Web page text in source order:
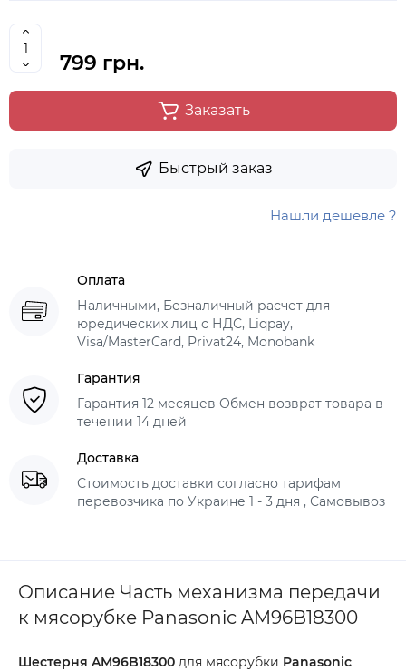
799 грн.
Заказать
Быстрый заказ
Нашли дешевле ?
Оплата
Наличными, Безналичный расчет для
юредических лиц с НДС, Liqpay,
Visa/MasterCard, Privat24, Monobank
Гарантия
Гарантия 12 месяцев Обмен возврат товара в
течении 14 дней
Доставка
Стоимость доставки согласно тарифам
перевозчика по Украине 1 - 3 дня , Самовывоз
Описание Часть механизма передачи
к мясорубке Panasonic AM96B18300
Шестерня AM96B18300 для мясорубки Panasonic